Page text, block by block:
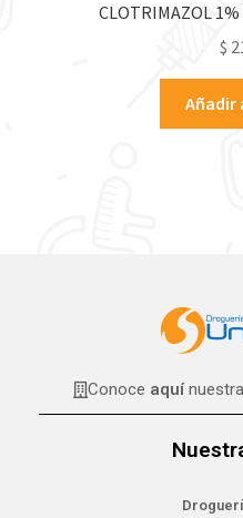
CLOTRIMAZOL
$
Añadir
Conoce aquí